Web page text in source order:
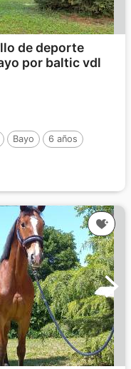
de deporte
por baltic vdl
Bayo
6 años